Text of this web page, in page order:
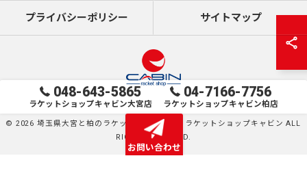
048-643-5865
ラケットショップキャビン大宮店
04-7166-7756
ラケットショップキャビン柏店
お問い合わせ
プライバシーポリシー サイトマップ
© 2026 埼玉県大宮と柏のラケットショップならラケットショップキャビン ALL
RIGHTS RESERVED.